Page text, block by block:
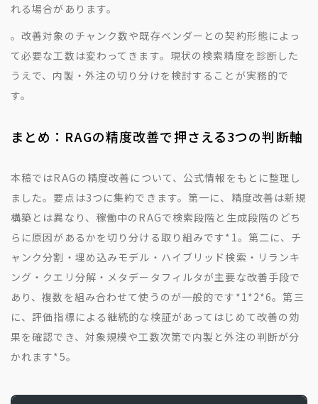
れる場合があります。
。改善対象のチャンク数や既存ベンダーとの契約形態によっ
て必要な工数は変わってきます。現状の検索精度を診断した
うえで、内製・外注の切り分けを検討することが実務的で
す。
まとめ：RAGの精度改善で押さえる3つの判断軸
本稿ではRAGの精度改善について、公式情報をもとに整理し
ました。要点は3つに集約できます。第一に、精度改善は新規
構築とは異なり、稼働中のRAGで検索段階と生成段階のどち
らに原因があるかを切り分ける取り組みです*1。第二に、チ
ャンク分割・埋め込みモデル・ハイブリッド検索・リランキ
ング・クエリ分解・メタデータフィルタが主要な改善手段で
あり、複数を組み合わせて使うのが一般的です *1*2*6。第三
に、評価指標による継続的な検証があってはじめて改善の効
果を確認でき、対象規模や工数次第で内製と外注の判断が分
かれます*5。